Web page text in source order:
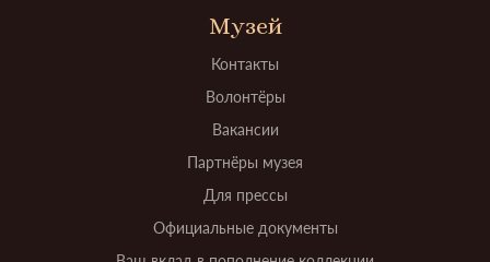
Музей
Контакты
Волонтёры
Вакансии
Партнёры музея
Для прессы
Официальные документы